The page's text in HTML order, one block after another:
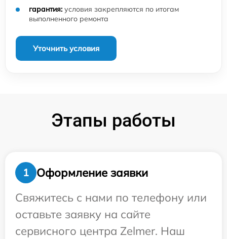
гарантия: условия закрепляются по итогам
выполненного ремонта
Уточнить условия
Этапы работы
1
Оформление заявки
Свяжитесь с нами по телефону или
оставьте заявку на сайте
сервисного центра Zelmer. Наш